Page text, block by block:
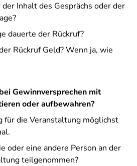
Inhalt des Gesprächs oder der
dauerte der Rückruf?
Rückruf Geld? Wenn ja, wie
Gewinnversprechen mit
oder aufbewahren?
für die Veranstaltung möglichst
oder eine andere Person an der
teilgenommen?